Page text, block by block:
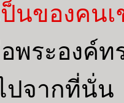
นของคน
ระองค์ท
ปจากที่นั่น